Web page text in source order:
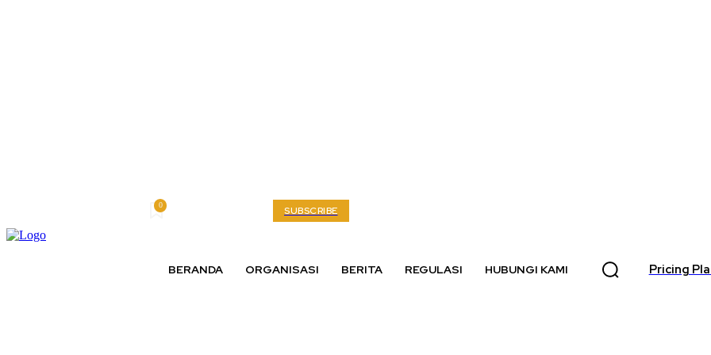
0 SUBSCRIBE
BERANDA ORGANISASI BERITA REGULASI HUBUNGI KAMI Pricing